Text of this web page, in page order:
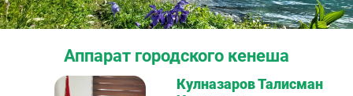
Аппарат городского кенеша
Кулназаров Талисман